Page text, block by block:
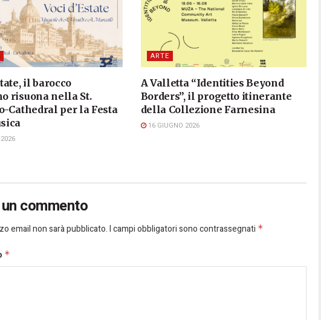
il barocco
risuona nella St.
Cathedral per la Festa
ARTE
A Valletta “Identities Beyond
Borders”, il progetto itinerante
della Collezione Farnesina
16 GIUGNO 2026
commento
email non sarà pubblicato.I campi obbligatori sono contrassegnati *
*